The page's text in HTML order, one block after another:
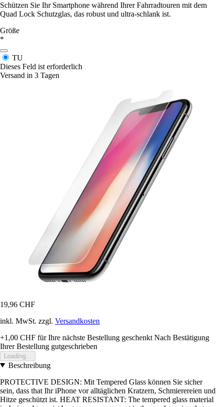
Schützen Sie Ihr Smartphone während Ihrer Fahrradtouren mit dem
Quad Lock Schutzglas, das robust und ultra-schlank ist.
Größe
*
TU
Dieses Feld ist erforderlich
Versand in 3 Tagen
19,96 CHF
inkl. MwSt. zzgl. Versandkosten
+1,00 CHF für Ihre nächste Bestellung geschenkt Nach Bestätigung
Ihrer Bestellung gutgeschrieben
Loading...
Beschreibung
PROTECTIVE DESIGN: Mit Tempered Glass können Sie sicher
sein, dass that Ihr iPhone vor alltäglichen Kratzern, Schmierereien und
Hitze geschützt ist. HEAT RESISTANT: The tempered glass material